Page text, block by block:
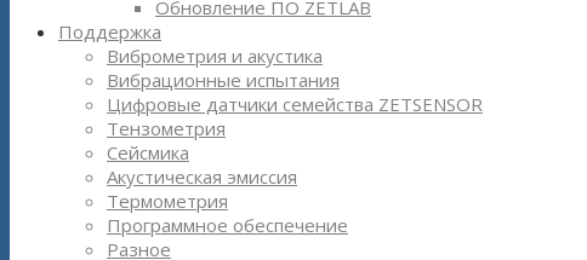
Обновление ПО ZETLAB
Поддержка
Виброметрия и акустика
Вибрационные испытания
Цифровые датчики семейства ZETSENSOR
Тензометрия
Сейсмика
Акустическая эмиссия
Термометрия
Программное обеспечение
Разное